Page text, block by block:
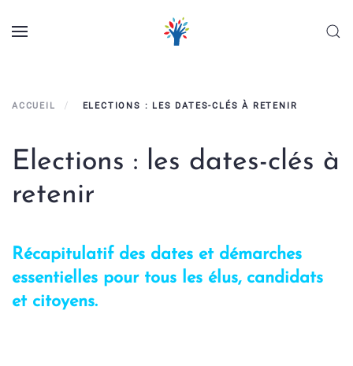
ACCUEIL ELECTIONS : LES DATES-CLÉS À RETENIR
Elections : les dates-clés à
retenir
Récapitulatif des dates et démarches
essentielles pour tous les élus, candidats
et citoyens.